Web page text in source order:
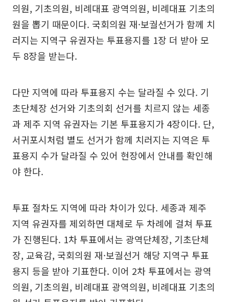
의원, 기초의원, 비례대표 광역의원, 비례대표 기초의
원을 뽑기 때문이다. 국회의원 재·보궐선거가 함께 치
러지는 지역구 유권자는 투표용지를 1장 더 받아 모
두 8장을 받는다.
다만 지역에 따라 투표용지 수는 달라질 수 있다. 기
초단체장 선거와 기초의회 선거를 치르지 않는 세종
과 제주 지역 유권자는 기본 투표용지가 4장이다. 단,
서귀포시처럼 별도 선거가 함께 치러지는 지역은 투
표용지 수가 달라질 수 있어 현장에서 안내를 확인해
야 한다.
투표 절차도 지역에 따라 차이가 있다. 세종과 제주
지역 유권자를 제외하면 대체로 두 차례에 걸쳐 투표
가 진행된다. 1차 투표에서는 광역단체장, 기초단체
장, 교육감, 국회의원 재·보궐선거 해당 지역구 투표
용지 등을 받아 기표한다. 이어 2차 투표에서는 광역
의원, 기초의원, 비례대표 광역의원, 비례대표 기초의